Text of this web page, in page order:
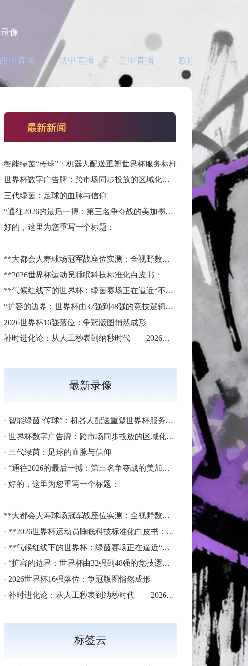
录像
西甲直播 法甲直播 意甲直播 欧联直播
智能绿茵“传球”：机器人配送重塑世界杯服务标杆
世界杯数字广告牌：跨市场同步投放的区域化定制方案
三代绿茵：足球的血脉与信仰
“通往2026的最后一搏：第三名争夺战的美加墨门票生死局”
好的，这里为您重写一个标题：
**大都会人寿球场冠军战座位实测：全视野数据解析与等级精准评估**
**2026世界杯运动员睡眠科技标准化白皮书：智能穿戴监测标准与认证体系框架**
**气候红线下的世界杯：绿茵赛场正在逼近“不可承受之热”**
“扩容的边界：世界杯由32强到48强的竞技逻辑与体系重塑”
2026世界杯16强落位：争冠版图悄然成形
补时进化论：从人工秒表到纳秒时代——2026世界杯计时规则展望
最新录像
· 智能绿茵“传球”：机器人配送重塑世界杯服务标杆
· 世界杯数字广告牌：跨市场同步投放的区域化定制方案
· 三代绿茵：足球的血脉与信仰
· “通往2026的最后一搏：第三名争夺战的美加墨门票生死局”
· 好的，这里为您重写一个标题：
**大都会人寿球场冠军战座位实测：全视野数据解析与等级精准评估**
· **2026世界杯运动员睡眠科技标准化白皮书：智能穿戴监测标准与认证体系框架**
· **气候红线下的世界杯：绿茵赛场正在逼近“不可承受之热”**
· “扩容的边界：世界杯由32强到48强的竞技逻辑与体系重塑”
· 2026世界杯16强落位：争冠版图悄然成形
· 补时进化论：从人工秒表到纳秒时代——2026世界杯计时规则展望
标签云